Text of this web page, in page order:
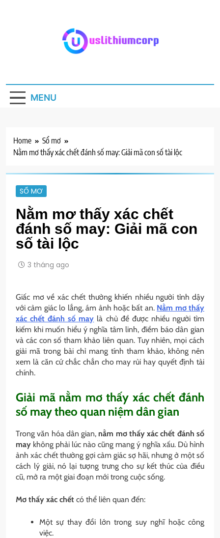
MENU
Home
Sổ mơ
Nằm mơ thấy xác chết đánh số may: Giải mã con số tài lộc
SỔ MƠ
Nằm mơ thấy xác chết
đánh số may: Giải mã con
số tài lộc
3 tháng ago
Giấc mơ về xác chết thường khiến nhiều người tỉnh dậy
với cảm giác lo lắng, ám ảnh hoặc bất an. Nằm mơ thấy
xác chết đánh số may là chủ đề được nhiều người tìm
kiếm khi muốn hiểu ý nghĩa tâm linh, điềm báo dân gian
và các con số tham khảo liên quan. Tuy nhiên, mọi cách
giải mã trong bài chỉ mang tính tham khảo, không nên
xem là căn cứ chắc chắn cho may rủi hay quyết định tài
chính.
Giải mã nằm mơ thấy xác chết đánh
số may theo quan niệm dân gian
Trong văn hóa dân gian, nằm mơ thấy xác chết đánh số
may không phải lúc nào cũng mang ý nghĩa xấu. Dù hình
ảnh xác chết thường gợi cảm giác sợ hãi, nhưng ở một số
cách lý giải, nó lại tượng trưng cho sự kết thúc của điều
cũ, mở ra một giai đoạn mới trong cuộc sống.
Mơ thấy xác chết có thể liên quan đến:
Một sự thay đổi lớn trong suy nghĩ hoặc công
việc.